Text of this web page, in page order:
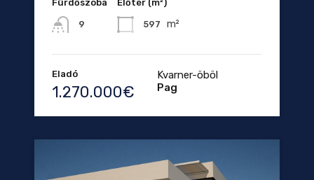
Fürdőszoba
9
Élőtér (m²)
597 m²
Eladó
1.270.000€
Kvarner-öböl
Pag